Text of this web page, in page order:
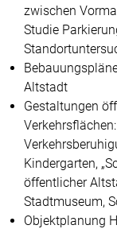
zwischen
Studie
Altstadt
Gestaltungen
Kindergarten,
öffentlicher
Stadtmuseum,
Objektplanung